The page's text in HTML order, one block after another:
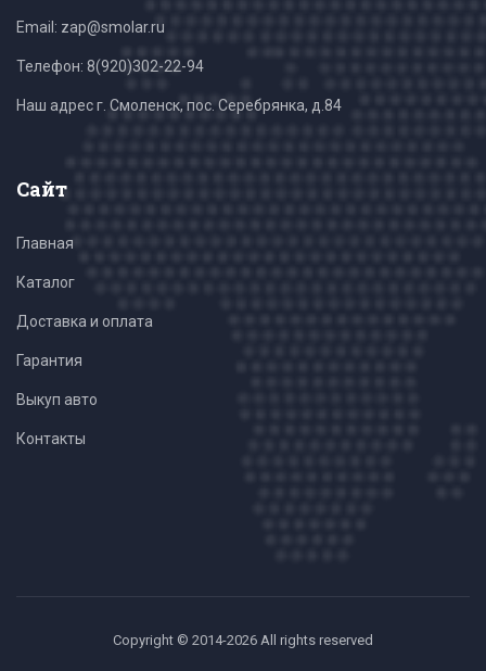
Email: zap@smolar.ru
Телефон: 8(920)302-22-94
Наш адрес г. Смоленск, пос. Серебрянка, д.84
Сайт
Главная
Каталог
Доставка и оплата
Гарантия
Выкуп авто
Контакты
Copyright © 2014-2026 All rights reserved